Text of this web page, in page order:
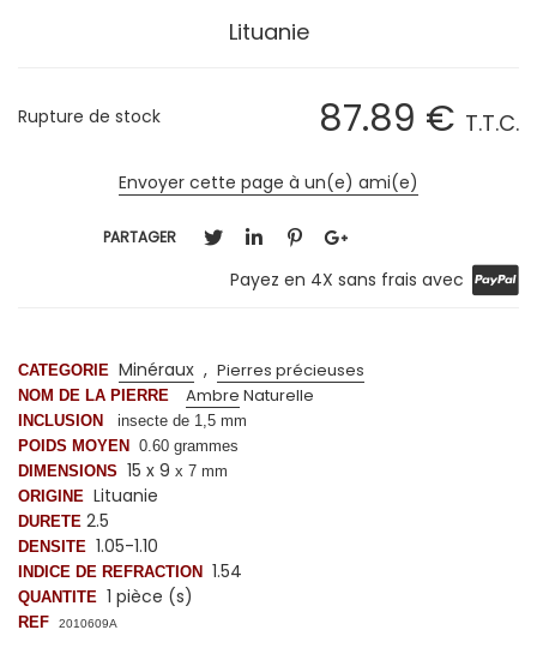
Lituanie
87.89 € T.T.C.
Rupture de stock
Envoyer cette page à un(e) ami(e)
PARTAGER
Payez en 4X sans frais avec
CATEGORIE Minéraux , Pierres précieuses
NOM DE LA PIERRE Ambre Naturelle
INCLUSION insecte de 1,5 mm
POIDS MOYEN 0.60 grammes
DIMENSIONS 15 x 9 x 7 mm
ORIGINE Lituanie
DURETE 2.5
DENSITE 1.05-1.10
INDICE DE REFRACTION 1.54
QUANTITE 1 pièce (s)
REF 2010609A